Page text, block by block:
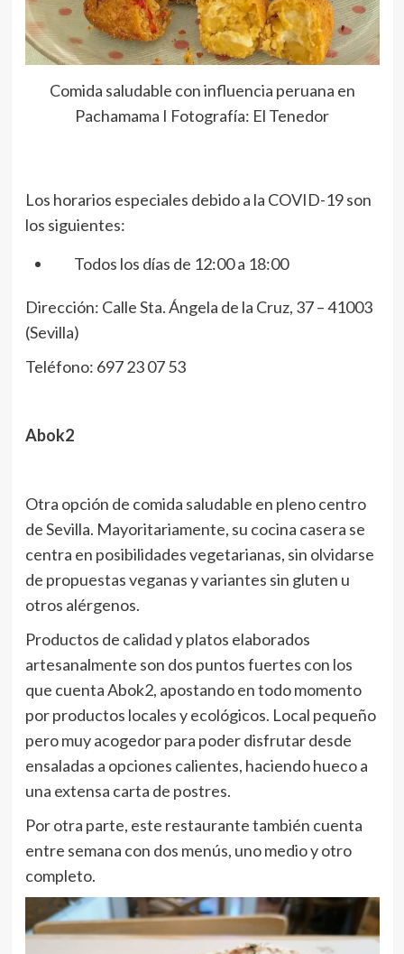
Comida saludable con influencia peruana en
Pachamama I Fotografía: El Tenedor
Los horarios especiales debido a la COVID-19 son
los siguientes:
Todos los días de 12:00 a 18:00
Dirección: Calle Sta. Ángela de la Cruz, 37 – 41003
(Sevilla)
Teléfono: 697 23 07 53
Abok2
Otra opción de comida saludable en pleno centro
de Sevilla. Mayoritariamente, su cocina casera se
centra en posibilidades vegetarianas, sin olvidarse
de propuestas veganas y variantes sin gluten u
otros alérgenos.
Productos de calidad y platos elaborados
artesanalmente son dos puntos fuertes con los
que cuenta Abok2, apostando en todo momento
por productos locales y ecológicos. Local pequeño
pero muy acogedor para poder disfrutar desde
ensaladas a opciones calientes, haciendo hueco a
una extensa carta de postres.
Por otra parte, este restaurante también cuenta
entre semana con dos menús, uno medio y otro
completo.